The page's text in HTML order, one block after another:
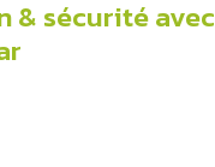
& sécurité avec